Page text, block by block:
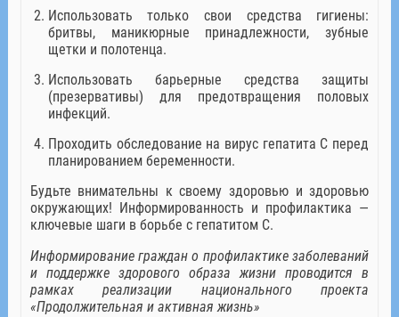
Использовать только свои средства гигиены:
бритвы, маникюрные принадлежности, зубные
щетки и полотенца.
Использовать барьерные средства защиты
(презервативы) для предотвращения половых
инфекций.
Проходить обследование на вирус гепатита С перед
планированием беременности.
Будьте внимательны к своему здоровью и здоровью
окружающих! Информированность и профилактика —
ключевые шаги в борьбе с гепатитом С.
Информирование граждан о профилактике заболеваний
и поддержке здорового образа жизни проводится в
рамках реализации национального проекта
«Продолжительная и активная жизнь»